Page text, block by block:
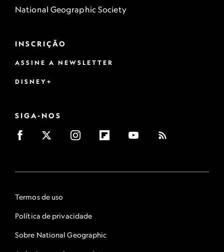
National Geographic Society
INSCRIÇÃO
ASSINE A NEWSLETTER
DISNEY+
SIGA-NOS
Termos de uso
Política de privacidade
Sobre National Geographic